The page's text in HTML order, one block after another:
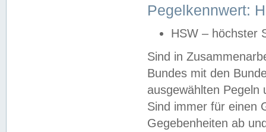
Pegelkennwert:
HSW – höchster
Sind in
Bundes mit den
ausgewählten
Sind immer für einen
Gegebenheiten ab